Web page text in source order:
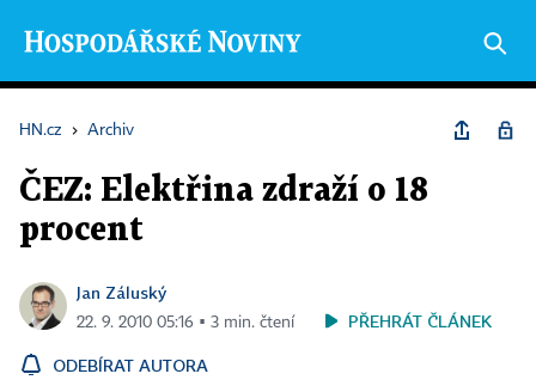
HN.cz › Archiv
ČEZ: Elektřina zdraží o 18
procent
Jan Záluský
22. 9. 2010 05:16 ▪ 3 min. čtení PŘEHRÁT ČLÁNEK
ODEBÍRAT AUTORA